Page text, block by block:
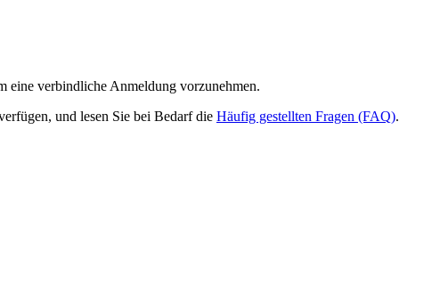
eine verbindliche Anmeldung vorzunehmen.
und lesen Sie bei Bedarf die Häufig gestellten Fragen (FAQ).